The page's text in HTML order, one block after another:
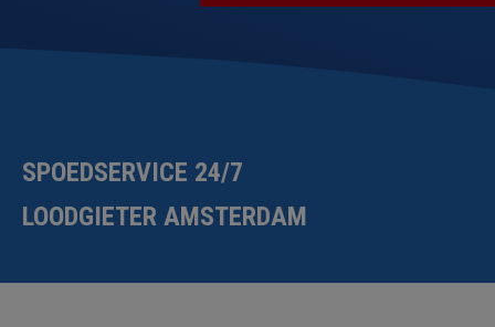
SPOEDSERVICE 24/7
LOODGIETER AMSTERDAM